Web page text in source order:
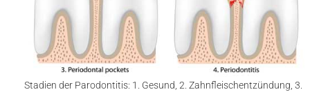
Stadien der Parodontitis: 1. Gesund, 2. Zahnfleischentzündung, 3.